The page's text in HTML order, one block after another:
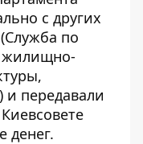
с других
по
жилищно-
передавали
денег.